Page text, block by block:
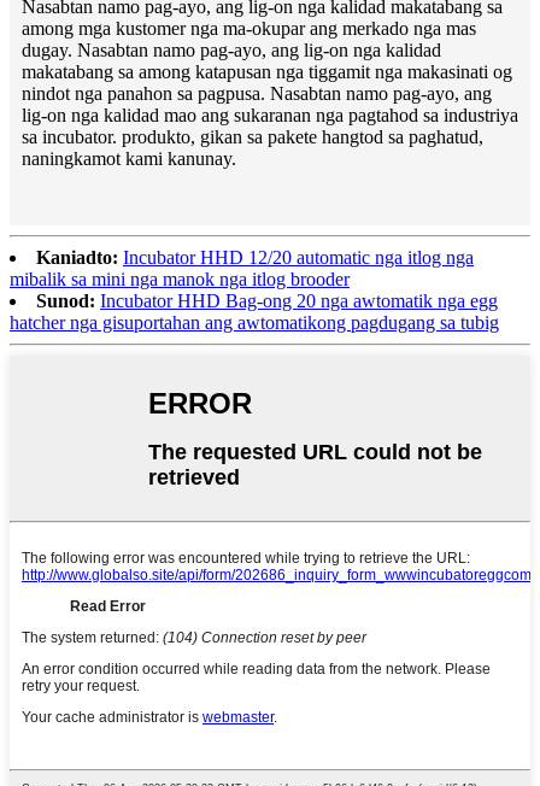
Nasabtan namo pag-ayo, ang lig-on nga kalidad makatabang sa
among mga kustomer nga ma-okupar ang merkado nga mas
dugay. Nasabtan namo pag-ayo, ang lig-on nga kalidad
makatabang sa among katapusan nga tiggamit nga makasinati og
nindot nga panahon sa pagpusa. Nasabtan namo pag-ayo, ang
lig-on nga kalidad mao ang sukaranan nga pagtahod sa industriya
sa incubator. produkto, gikan sa pakete hangtod sa paghatud,
naningkamot kami kanunay.
Kaniadto: Incubator HHD 12/20 automatic nga itlog nga
mibalik sa mini nga manok nga itlog brooder
Sunod: Incubator HHD Bag-ong 20 nga awtomatik nga egg
hatcher nga gisuportahan ang awtomatikong pagdugang sa tubig